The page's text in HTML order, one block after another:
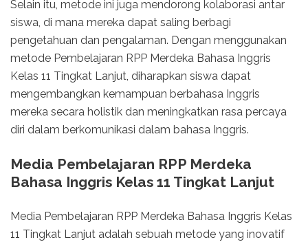
Selain itu, metode ini juga mendorong kolaborasi antar
siswa, di mana mereka dapat saling berbagi
pengetahuan dan pengalaman. Dengan menggunakan
metode Pembelajaran RPP Merdeka Bahasa Inggris
Kelas 11 Tingkat Lanjut, diharapkan siswa dapat
mengembangkan kemampuan berbahasa Inggris
mereka secara holistik dan meningkatkan rasa percaya
diri dalam berkomunikasi dalam bahasa Inggris.
Media Pembelajaran RPP Merdeka
Bahasa Inggris Kelas 11 Tingkat Lanjut
Media Pembelajaran RPP Merdeka Bahasa Inggris Kelas
11 Tingkat Lanjut adalah sebuah metode yang inovatif